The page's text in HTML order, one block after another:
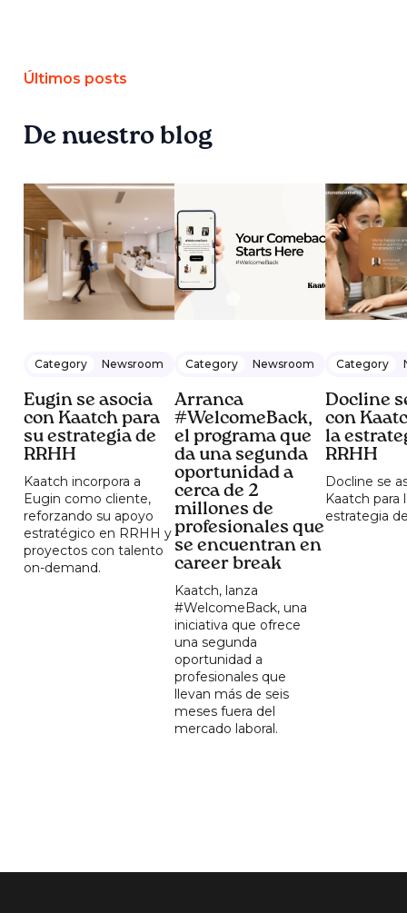
Últimos posts
De nuestro blog
Category Newsroom
Eugin se asocia
con Kaatch para
su estrategia de
RRHH
Kaatch incorpora a
Eugin como cliente,
reforzando su apoyo
estratégico en RRHH y
proyectos con talento
on-demand.
Category Newsroom
Arranca
#WelcomeBack,
el programa que
da una segunda
oportunidad a
cerca de 2
millones de
profesionales que
se encuentran en
career break
Kaatch, lanza
#WelcomeBack, una
iniciativa que ofrece
una segunda
oportunidad a
profesionales que
llevan más de seis
meses fuera del
mercado laboral.
Category
Docline
con
la
RRHH
Docline se
Kaatch para
estrategia